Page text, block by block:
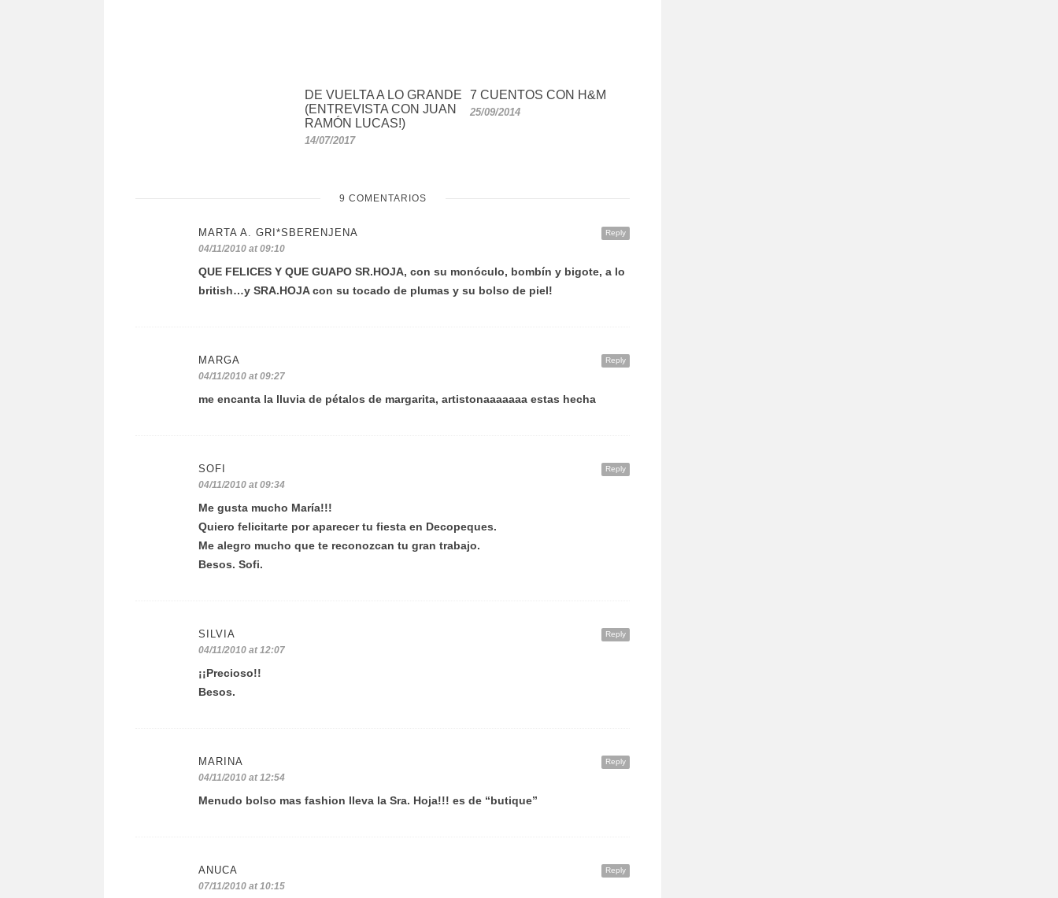
DE VUELTA A LO GRANDE
(ENTREVISTA CON JUAN
RAMÓN LUCAS!)
14/07/2017
7 CUENTOS CON H&M
25/09/2014
9 COMENTARIOS
Reply
MARTA A. GRI*SBERENJENA
04/11/2010 at 09:10
QUE FELICES Y QUE GUAPO SR.HOJA, con su monóculo, bombín y bigote, a lo
british…y SRA.HOJA con su tocado de plumas y su bolso de piel!
Reply
MARGA
04/11/2010 at 09:27
me encanta la lluvia de pétalos de margarita, artistonaaaaaaa estas hecha
Reply
SOFI
04/11/2010 at 09:34
Me gusta mucho María!!!
Quiero felicitarte por aparecer tu fiesta en Decopeques.
Me alegro mucho que te reconozcan tu gran trabajo.
Besos. Sofi.
Reply
SILVIA
04/11/2010 at 12:07
¡¡Precioso!!
Besos.
Reply
MARINA
04/11/2010 at 12:54
Menudo bolso mas fashion lleva la Sra. Hoja!!! es de “butique”
Reply
ANUCA
07/11/2010 at 10:15